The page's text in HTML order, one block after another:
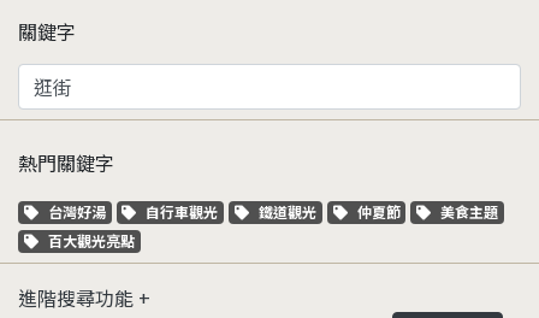
關鍵字
熱門關鍵字
關鍵字標籤
台灣好湯 關鍵字標籤
自行車觀光 關鍵字標籤
鐵道觀光 關鍵字標籤
仲夏節 關鍵字標籤
美食主題
關鍵字標籤
百大觀光亮點
進階搜尋功能